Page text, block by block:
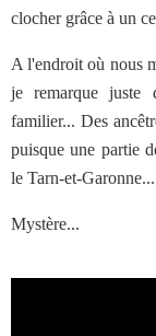
clocher grâce à un
A l'endroit où nous
je remarque juste
familier... Des
puisque une partie
le Tarn-et-Garonne...
Mystère...